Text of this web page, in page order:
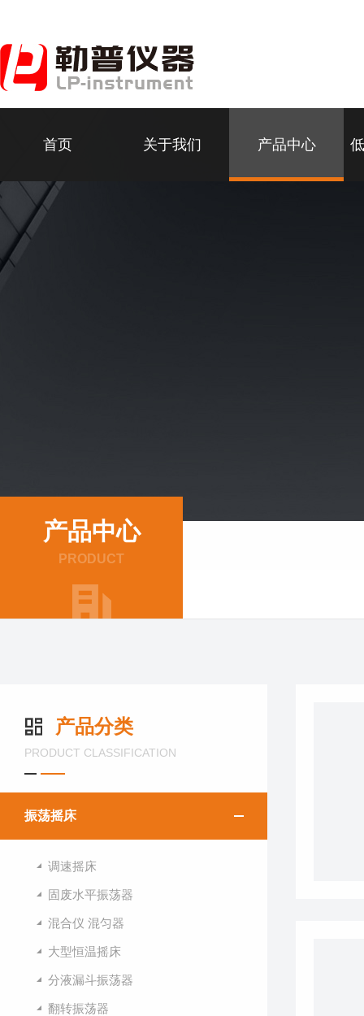
首页 关于我们 产品中心
产品中心
PRODUCT
产品分类
PRODUCT CLASSIFICATION
振荡摇床
调速摇床
固废水平振荡器
混合仪 混匀器
大型恒温摇床
分液漏斗振荡器
翻转振荡器